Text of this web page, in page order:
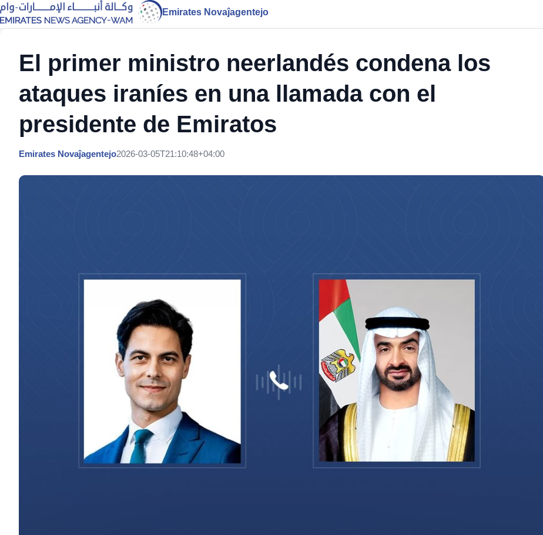
Emirates Novaĵagentejo
El primer ministro neerlandés condena los
ataques iraníes en una llamada con el
presidente de Emiratos
Emirates Novaĵagentejo2026-03-05T21:10:48+04:00